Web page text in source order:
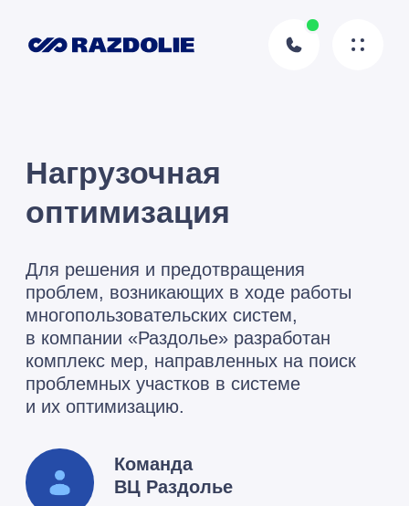
Для решения и предотвращения
проблем, возникающих в ходе работы
многопользовательских систем,
проблемных участков в системе
и их оптимизацию.
Команда
ВЦ Раздолье
Автор статьи